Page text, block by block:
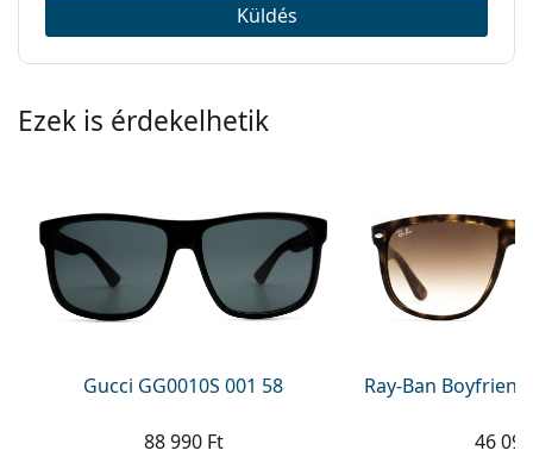
Küldés
Ezek is érdekelhetik
Gucci GG0010S 001 58
88 990 Ft
Ray-Ban
46